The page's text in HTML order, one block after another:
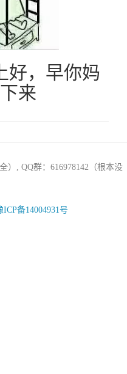
好，早你妈
来
）, QQ群：616978142（根本没
ICP备14004931号